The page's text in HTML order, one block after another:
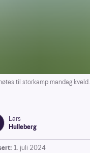
til storkamp mandag kveld.
Lars
Hulleberg
1. juli 2024